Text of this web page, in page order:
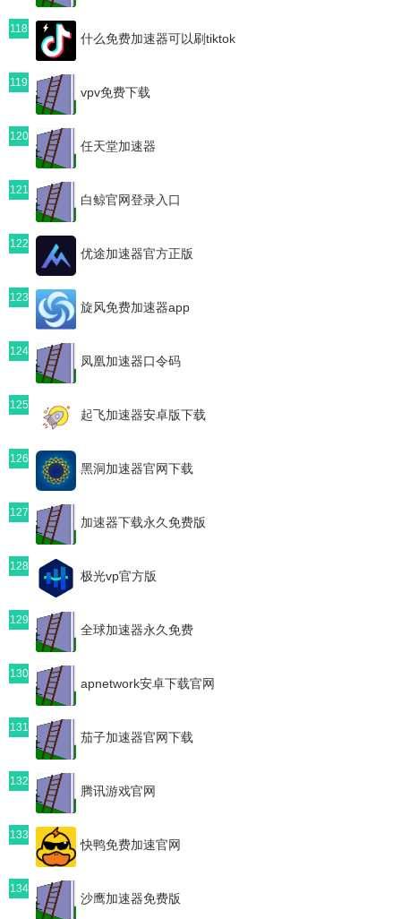
118
什么免费加速器可以刷tiktok
119
vpv免费下载
120
任天堂加速器
121
白鲸官网登录入口
122
优途加速器官方正版
123
旋风免费加速器app
124
凤凰加速器口令码
125
起飞加速器安卓版下载
126
黑洞加速器官网下载
127
加速器下载永久免费版
128
极光vp官方版
129
全球加速器永久免费
130
apnetwork安卓下载官网
131
茄子加速器官网下载
132
腾讯游戏官网
133
快鸭免费加速官网
134
沙鹰加速器免费版